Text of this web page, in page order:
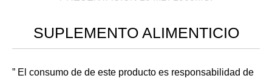
SUPLEMENTO ALIMENTICIO
” El consumo de de este producto es responsabilidad de